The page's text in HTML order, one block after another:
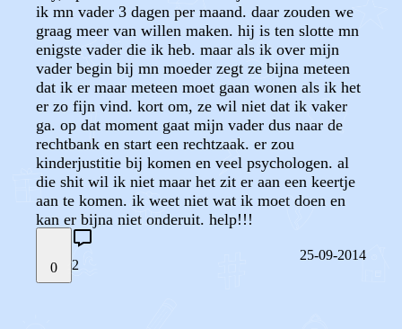
ik mn vader 3 dagen per maand. daar zouden we
graag meer van willen maken. hij is ten slotte mn
enigste vader die ik heb. maar als ik over mijn
vader begin bij mn moeder zegt ze bijna meteen
dat ik er maar meteen moet gaan wonen als ik het
er zo fijn vind. kort om, ze wil niet dat ik vaker
ga. op dat moment gaat mijn vader dus naar de
rechtbank en start een rechtzaak. er zou
kinderjustitie bij komen en veel psychologen. al
die shit wil ik niet maar het zit er aan een keertje
aan te komen. ik weet niet wat ik moet doen en
kan er bijna niet onderuit. help!!!
0 2
25-09-2014